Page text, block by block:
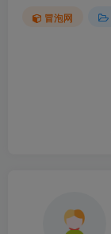
冒泡网